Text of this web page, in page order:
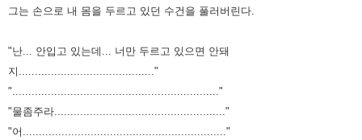
그는 손으로 내 몸을 두르고 있던 수건을 풀러버린다.
"난... 안입고 있는데... 너만 두르고 있으면 안돼
지.........................................."
"................................................................"
"물좀주라....................................................."
"어..............................................................."